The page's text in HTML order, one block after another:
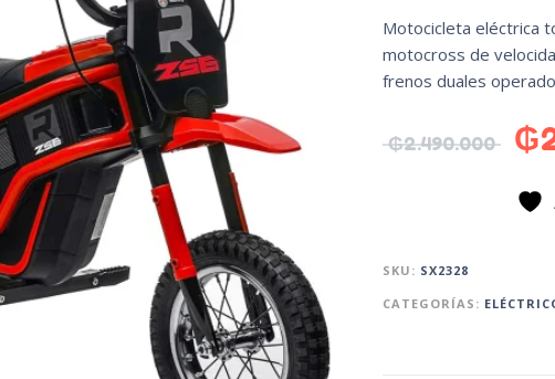
Motocicleta eléctrica
motocross de
frenos duales
₲2.490.000 ₲
SKU: SX2328
CATEGORÍAS: